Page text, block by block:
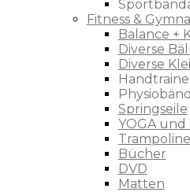
Fitness &
Balance +
Diverse
Diverse
Springseile
YOGA und
Bücher
DVD
Matten